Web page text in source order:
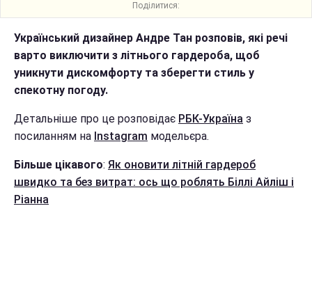
Поділитися:
Український дизайнер Андре Тан розповів, які речі
варто виключити з літнього гардероба, щоб
уникнути дискомфорту та зберегти стиль у
спекотну погоду.
Детальніше про це розповідає РБК-Україна з
посиланням на Instagram модельєра.
Більше цікавого: Як оновити літній гардероб
швидко та без витрат: ось що роблять Біллі Айліш і
Ріанна